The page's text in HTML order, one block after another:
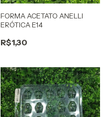
FORMA ACETATO ANELLI
ERÓTICA E14
R$1,30